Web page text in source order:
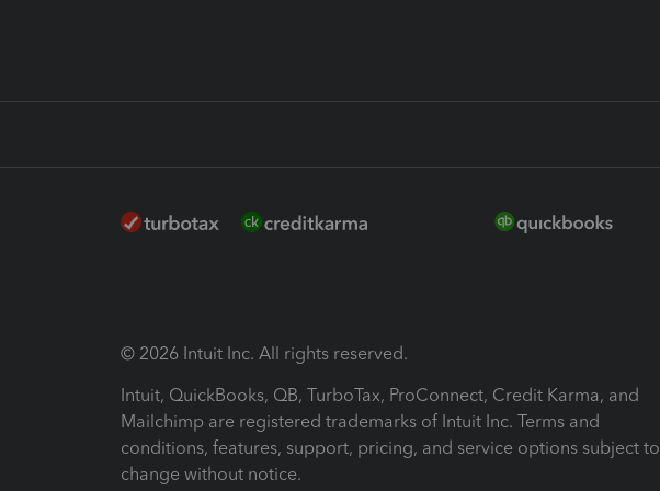
© 2026 Intuit Inc. All rights reserved.
Intuit, QuickBooks, QB, TurboTax, ProConnect, Credit Karma, and
Mailchimp are registered trademarks of Intuit Inc. Terms and
conditions, features, support, pricing, and service options subject to
change without notice.